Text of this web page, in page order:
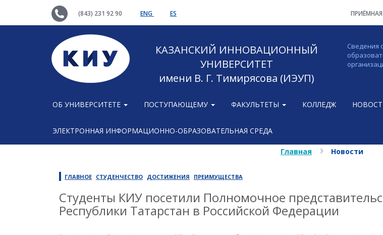
(843) 231 92 90 ENG ES
КАЗАНСКИЙ ИННОВАЦИОННЫЙ
УНИВЕРСИТЕТ
имени В. Г. Тимирясова (ИЭУП)
Сведения
ОБ УНИВЕРСИТЕТЕ ПОСТУПАЮЩЕМУ ФАКУЛЬТЕТЫ КОЛЛЕДЖ
ЭЛЕКТРОННАЯ ИНФОРМАЦИОННО-ОБРАЗОВАТЕЛЬНАЯ СРЕДА
Главная Новости
ГЛАВНОЕ СТУДЕНЧЕСТВО ДОСТИЖЕНИЯ ПРЕИМУЩЕСТВА
Cтуденты КИУ посетили Полномочное
Республики Татарстан в Российской Федерации